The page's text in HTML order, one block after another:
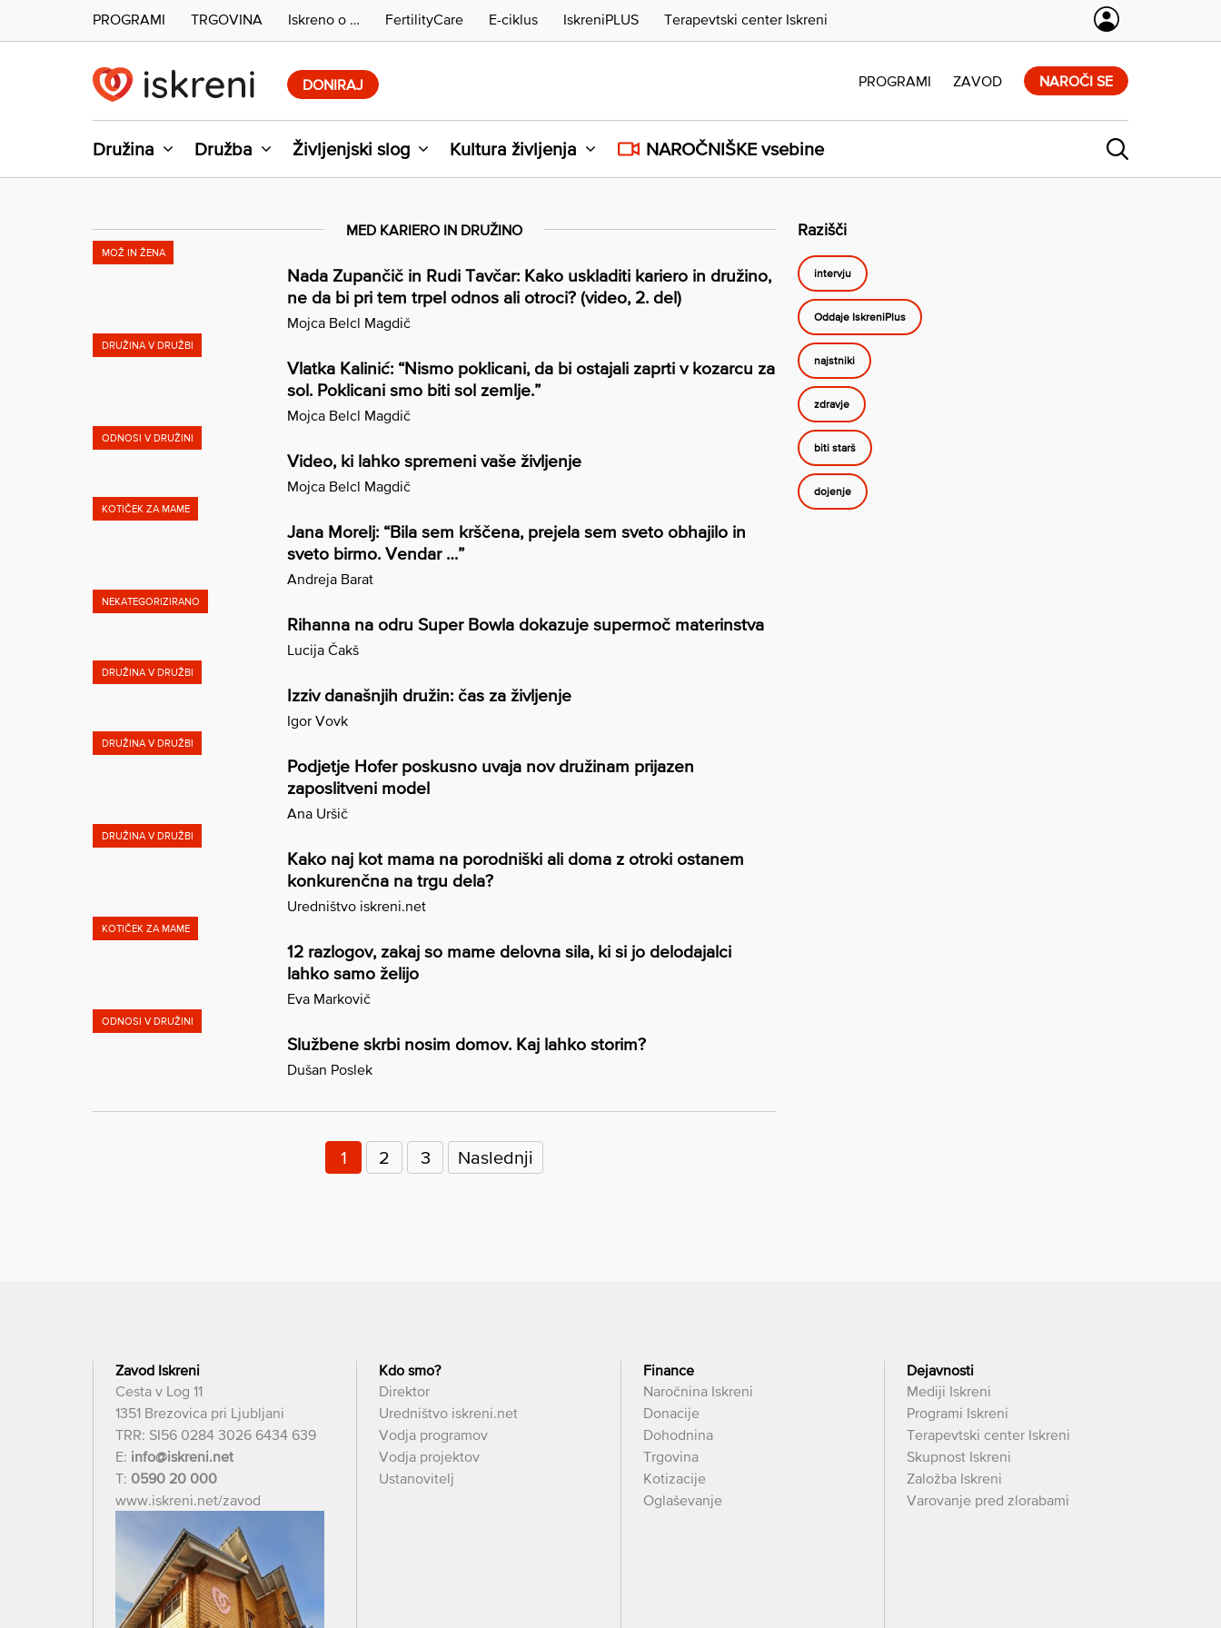
DONIRAJ
Družina Družba Življenjski slog Kultura življenja NAROČNIŠKE vsebine
PROGRAMI ZAVOD NAROČI SE
PROGRAMI TRGOVINA Iskreno o … FertilityCare E-ciklus IskreniPLUS Terapevtski center Iskreni
MED KARIERO IN DRUŽINO
MOŽ IN ŽENA
Nada Zupančič in Rudi Tavčar: Kako uskladiti kariero in družino,
ne da bi pri tem trpel odnos ali otroci? (video, 2. del)
Mojca Belcl Magdič
DRUŽINA V DRUŽBI
Vlatka Kalinić: “Nismo poklicani, da bi ostajali zaprti v kozarcu za
sol. Poklicani smo biti sol zemlje.”
Mojca Belcl Magdič
ODNOSI V DRUŽINI
Video, ki lahko spremeni vaše življenje
Mojca Belcl Magdič
KOTIČEK ZA MAME
Jana Morelj: “Bila sem krščena, prejela sem sveto obhajilo in
sveto birmo. Vendar …”
Andreja Barat
NEKATEGORIZIRANO
Rihanna na odru Super Bowla dokazuje supermoč materinstva
Lucija Čakš
DRUŽINA V DRUŽBI
Izziv današnjih družin: čas za življenje
Igor Vovk
DRUŽINA V DRUŽBI
Podjetje Hofer poskusno uvaja nov družinam prijazen
zaposlitveni model
Ana Uršič
DRUŽINA V DRUŽBI
Kako naj kot mama na porodniški ali doma z otroki ostanem
konkurenčna na trgu dela?
Uredništvo iskreni.net
KOTIČEK ZA MAME
12 razlogov, zakaj so mame delovna sila, ki si jo delodajalci
lahko samo želijo
Eva Markovič
ODNOSI V DRUŽINI
Službene skrbi nosim domov. Kaj lahko storim?
Dušan Poslek
1 2 3 Naslednji
Razišči
intervju
Oddaje IskreniPlus
najstniki
zdravje
biti starš
dojenje
Zavod Iskreni
Cesta v Log 11
1351 Brezovica pri Ljubljani
TRR: SI56 0284 3026 6434 639
E: info@iskreni.net
T: 0590 20 000
www.iskreni.net/zavod
Kdo smo?
Direktor
Uredništvo iskreni.net
Vodja programov
Vodja projektov
Ustanovitelj
Finance
Naročnina Iskreni
Donacije
Dohodnina
Trgovina
Kotizacije
Oglaševanje
Dejavnosti
Mediji Iskreni
Programi Iskreni
Terapevtski center Iskreni
Skupnost Iskreni
Založba Iskreni
Varovanje pred zlorabami